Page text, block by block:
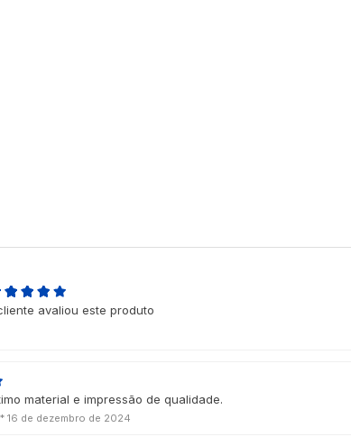
avaliou este produto
material e impressão de qualidade.
16 de dezembro de 2024